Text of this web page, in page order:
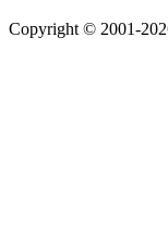
Copyright © 2001-